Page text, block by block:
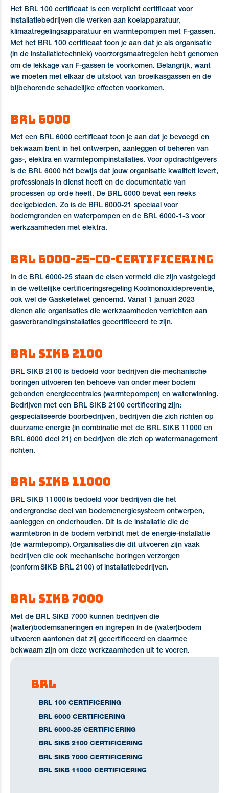
Het BRL 100 certificaat is een verplicht certificaat voor
installatiebedrijven die werken aan koelapparatuur,
klimaatregelingsapparatuur en warmtepompen met F-gassen.
Met het BRL 100 certificaat toon je aan dat je als organisatie
(in de installatietechniek) voorzorgsmaatregelen hebt genomen
om de lekkage van F-gassen te voorkomen. Belangrijk, want
we moeten met elkaar de uitstoot van broeikasgassen en de
bijbehorende schadelijke effecten voorkomen.
BRL 6000
Met een BRL 6000 certificaat toon je aan dat je bevoegd en
bekwaam bent in het ontwerpen, aanleggen of beheren van
gas-, elektra en warmtepompinstallaties. Voor opdrachtgevers
is de BRL 6000 hét bewijs dat jouw organisatie kwaliteit levert,
professionals in dienst heeft en de documentatie van
processen op orde heeft. De BRL 6000 bevat een reeks
deelgebieden. Zo is de BRL 6000-21 speciaal voor
bodemgronden en waterpompen en de BRL 6000-1-3 voor
werkzaamheden met elektra.
BRL 6000-25-CO-Certificering
In de BRL 6000-25 staan de eisen vermeld die zijn vastgelegd
in de wettelijke certificeringsregeling Koolmonoxidepreventie,
ook wel de Gasketelwet genoemd. Vanaf 1 januari 2023
dienen alle organisaties die werkzaamheden verrichten aan
gasverbrandingsinstallaties gecertificeerd te zijn.
BRL SIKB 2100
BRL SIKB 2100 is bedoeld voor bedrijven die mechanische
boringen uitvoeren ten behoeve van onder meer bodem
gebonden energiecentrales (warmtepompen) en waterwinning.
Bedrijven met een BRL SIKB 2100 certificering zijn:
gespecialiseerde boorbedrijven, bedrijven die zich richten op
duurzame energie (in combinatie met de BRL SIKB 11000 en
BRL 6000 deel 21) en bedrijven die zich op watermanagement
richten.
BRL SIKB 11000
BRL SIKB 11000 is bedoeld voor bedrijven die het
ondergrondse deel van bodemenergiesysteem ontwerpen,
aanleggen en onderhouden. Dit is de installatie die de
warmtebron in de bodem verbindt met de energie-installatie
(de warmtepomp). Organisaties die dit uitvoeren zijn vaak
bedrijven die ook mechanische boringen verzorgen
(conform SIKB BRL 2100) of installatiebedrijven.
BRL SIKB 7000
Met de BRL SIKB 7000 kunnen bedrijven die
(water)bodemsaneringen en ingrepen in de (water)bodem
uitvoeren aantonen dat zij gecertificeerd en daarmee
bekwaam zijn om deze werkzaamheden uit te voeren.
BRL
BRL 100 CERTIFICERING
BRL 6000 CERTIFICERING
BRL 6000-25 CERTIFICERING
BRL SIKB 2100 CERTIFICERING
BRL SIKB 7000 CERTIFICERING
BRL SIKB 11000 CERTIFICERING